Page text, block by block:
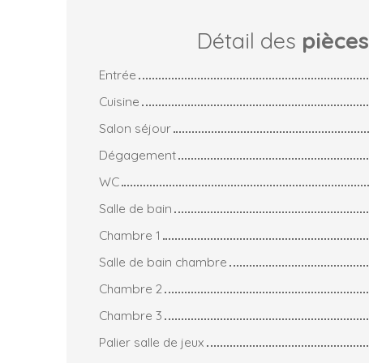
Détail des pièces
Entrée
Cuisine
Salon séjour
Dégagement
WC
Salle de bain
Chambre 1
Salle de bain chambre
Chambre 2
Chambre 3
Palier salle de jeux